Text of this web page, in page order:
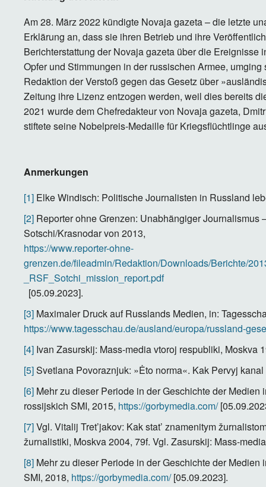
Am 28. März 2022 kündigte Novaja gazeta – die letzte
Erklärung an, dass sie ihren Betrieb und ihre
Berichterstattung der Novaja gazeta über die
Opfer und Stimmungen in der russischen Armee,
Redaktion der Verstoß gegen das Gesetz über
Zeitung ihre Lizenz entzogen werden, weil dies bereits
2021 wurde dem Chefredakteur von Novaja gazeta,
stiftete seine Nobelpreis-Medaille für Kriegsflüchtlinge
Anmerkungen
[1] Elke Windisch: Politische Journalisten in Russland
[2] Reporter ohne Grenzen: Unabhängiger Journalismus
Sotschi/Krasnodar von 2013,
https://www.reporter-ohne-
grenzen.de/fileadmin/Redaktion/Downloads/Berichte/
_RSF_Sotchi_mission_report.pdf
[05.09.2023].
[3] Maximaler Druck auf Russlands Medien, in:
https://www.tagesschau.de/ausland/europa/russland-
[4] Ivan Zasurskij: Mass-media vtoroj respubliki, Moskva
[5]Svetlana Povoraznjuk: »Ėto norma«. Kak Pervyj
[6] Mehr zu dieser Periode in der Geschichte der
rossijskich SMI, 2015, https://gorbymedia.com/
[7]Vgl. Vitalij Tret’jakov: Kak stat’ znamenitym
žurnalistiki, Moskva 2004, 79f. Vgl. Zasurskij: Mass-
[8] Mehr zu dieser Periode in der Geschichte der
SMI, 2018, https://gorbymedia.com/[05.09.2023].